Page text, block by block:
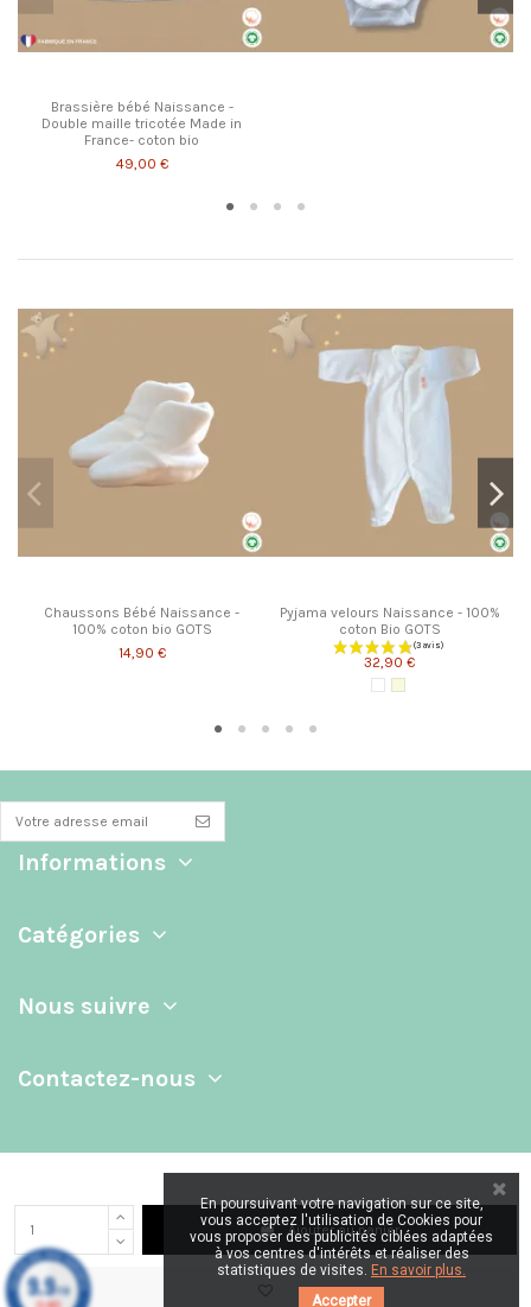
Ajouter au panier
Brassière bébé Naissance -
Double maille tricotée Made in
France- coton bio
49,00 €
Chaussons Bébé Naissance -
100% coton bio GOTS
14,90 €
Pyjama velours Naissance - 100%
coton Bio GOTS
32,90 €
BlancÉcru
Informations
Catégories
Nous suivre
Contactez-nous
En poursuivant votre navigation sur ce site,
vous acceptez l'utilisation de Cookies pour
vous proposer des publicités ciblées adaptées
à vos centres d'intérêts et réaliser des
statistiques de visites. En savoir plus.
Accepter
9.9/10